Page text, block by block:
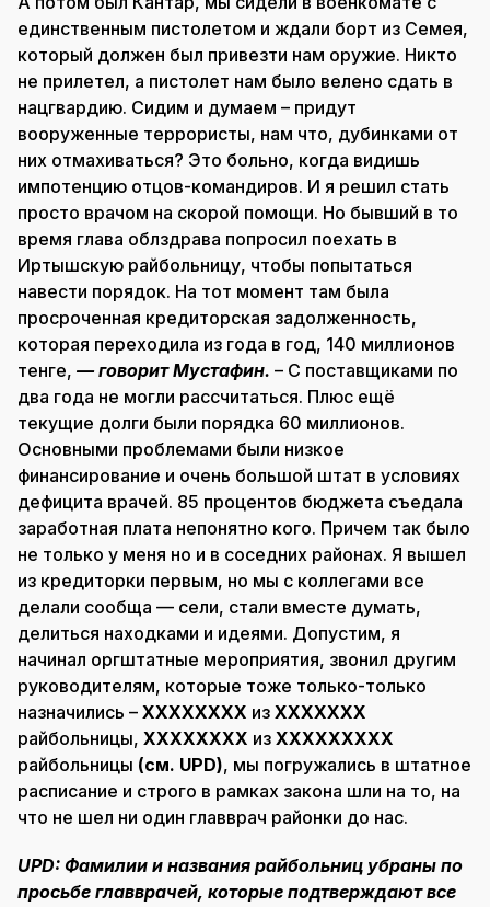
единственным пистолетом и ждали борт из Семея,
который должен был привезти нам оружие. Никто
не прилетел, а пистолет нам было велено сдать в
нацгвардию. Сидим и думаем – придут
вооруженные террористы, нам что, дубинками от
них отмахиваться? Это больно, когда видишь
импотенцию отцов-командиров. И я решил стать
просто врачом на скорой помощи. Но бывший в то
время глава облздрава попросил поехать в
Иртышскую райбольницу, чтобы попытаться
навести порядок. На тот момент там была
просроченная кредиторская задолженность,
которая переходила из года в год, 140 миллионов
тенге, — говорит Мустафин. – С поставщиками по
два года не могли рассчитаться. Плюс ещё
текущие долги были порядка 60 миллионов.
Основными проблемами были низкое
финансирование и очень большой штат в условиях
дефицита врачей. 85 процентов бюджета съедала
заработная плата непонятно кого. Причем так было
не только у меня но и в соседних районах. Я вышел
из кредиторки первым, но мы с коллегами все
делали сообща — сели, стали вместе думать,
делиться находками и идеями. Допустим, я
начинал оргштатные мероприятия, звонил другим
руководителям, которые тоже только-только
назначились – ХХХХХХХХ из ХХХХХХХ
райбольницы, ХХХХХХХХ из ХХХХХХХХХ
райбольницы (см. UPD), мы погружались в штатное
расписание и строго в рамках закона шли на то, на
что не шел ни один главврач районки до нас.
UPD: Фамилии и названия райбольниц убраны по
просьбе главврачей, которые подтверждают все